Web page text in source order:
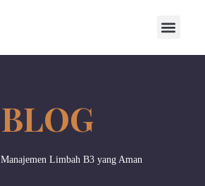
Manajemen Limbah B3 yang Aman